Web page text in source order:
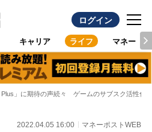
ログイン
キャリア ライフ マネー
Plus」に期待の声続々 ゲームのサブスク活性化
2022.04.05 16:00 マネーポストWEB